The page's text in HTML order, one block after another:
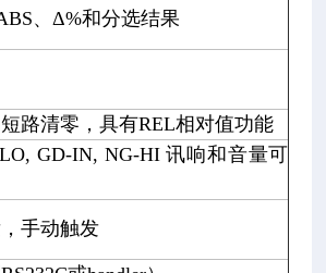
、Δ%和分选结果
路清零，具有REL相对值功能
GD-IN, NG-HI 讯响和音量可
手动触发